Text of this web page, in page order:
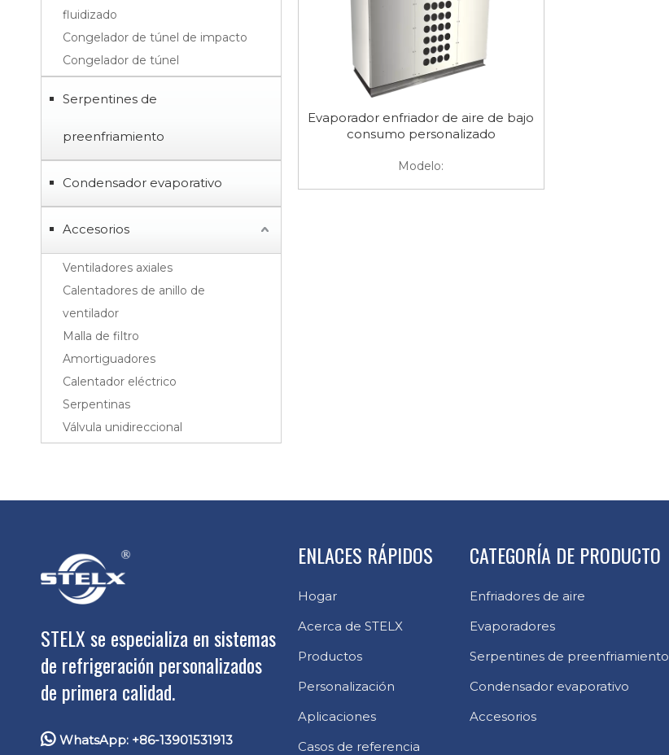
fluidizado
Congelador de túnel de impacto
Congelador de túnel
Serpentines de
preenfriamiento
Condensador evaporativo
Accesorios
Ventiladores axiales
Calentadores de anillo de
ventilador
Malla de filtro
Amortiguadores
Calentador eléctrico
Serpentinas
Válvula unidireccional
Evaporador enfriador de aire de bajo
consumo personalizado
Modelo:
STELX se especializa en sistemas
de refrigeración personalizados
de primera calidad.
 WhatsApp: +86-13901531913
ENLACES RÁPIDOS
Hogar
Acerca de STELX
Productos
Personalización
Aplicaciones
Casos de referencia
CATEGORÍA DE PRODUCTO
Enfriadores de aire
Evaporadores
Serpentines de preenfriamiento
Condensador evaporativo
Accesorios